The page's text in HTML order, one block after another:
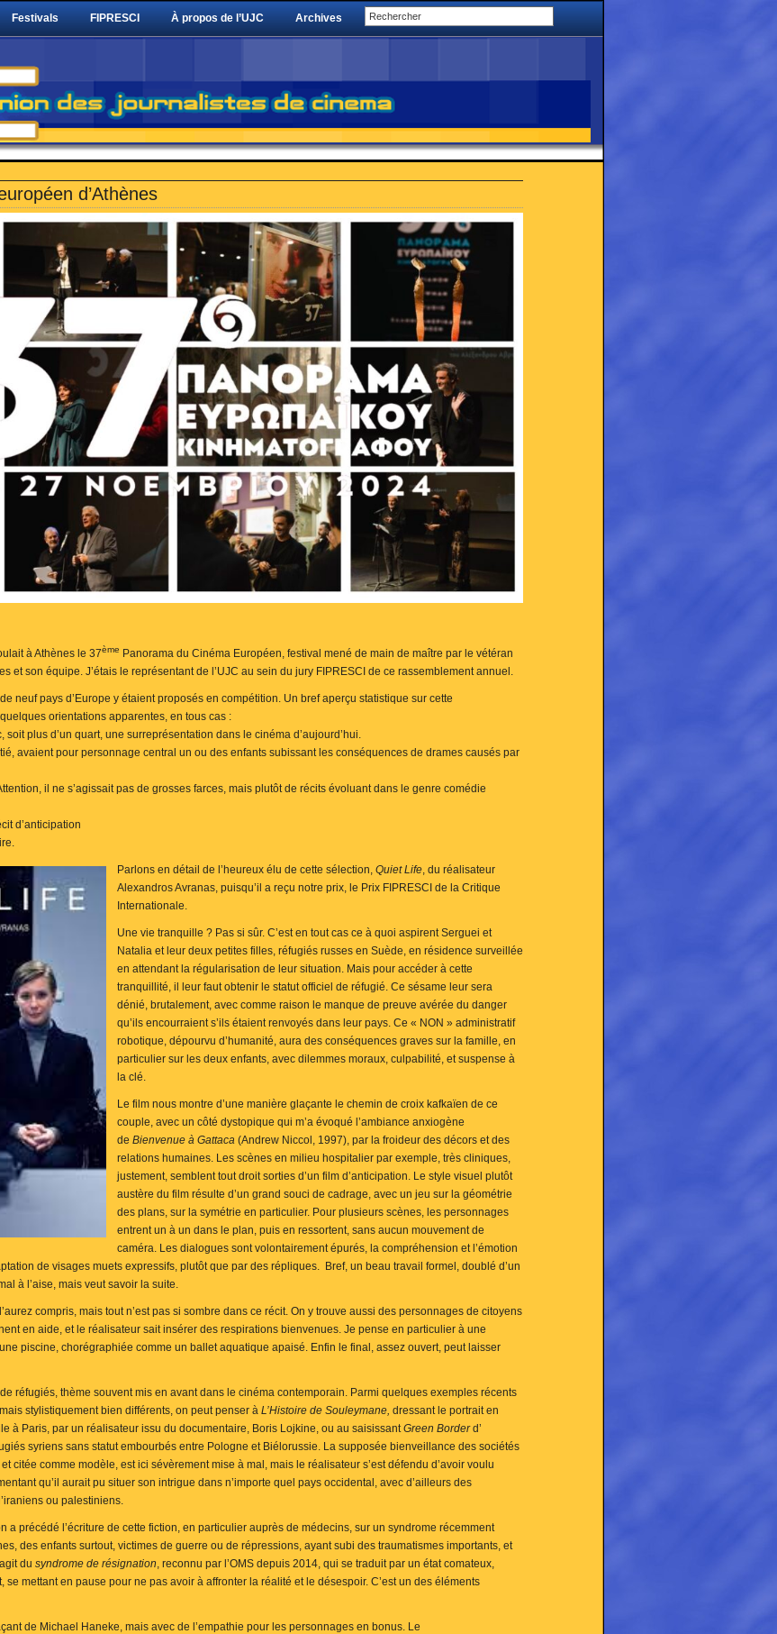
Festivals FIPRESCI À propos de l’UJC Archives
d’Athènes
à Athènes le 37ème Panorama du Cinéma Européen, festival mené de main de maître par le vétéran
et son équipe. J’étais le représentant de l’UJC au sein du jury FIPRESCI de ce rassemblement annuel.
neuf pays d’Europe y étaient proposés en compétition. Un bref aperçu statistique sur cette
orientations apparentes, en tous cas :
plus d’un quart, une surreprésentation dans le cinéma d’aujourd’hui.
avaient pour personnage central un ou des enfants subissant les conséquences de drames causés par
il ne s’agissait pas de grosses farces, mais plutôt de récits évoluant dans le genre comédie
d’anticipation
Parlons en détail de l’heureux élu de cette sélection, Quiet Life , du réalisateur
Alexandros Avranas, puisqu’il a reçu notre prix, le Prix FIPRESCI de la Critique
Internationale.
Une vie tranquille ? Pas si sûr. C’est en tout cas ce à quoi aspirent Serguei et
Natalia et leur deux petites filles, réfugiés russes en Suède, en résidence surveillée
en attendant la régularisation de leur situation. Mais pour accéder à cette
tranquillité, il leur faut obtenir le statut officiel de réfugié. Ce sésame leur sera
dénié, brutalement, avec comme raison le manque de preuve avérée du danger
qu’ils encourraient s’ils étaient renvoyés dans leur pays. Ce « NON » administratif
robotique, dépourvu d’humanité, aura des conséquences graves sur la famille, en
particulier sur les deux enfants, avec dilemmes moraux, culpabilité, et suspense à
la clé.
Le film nous montre d’une manière glaçante le chemin de croix kafkaïen de ce
couple, avec un côté dystopique qui m’a évoqué l’ambiance anxiogène
de Bienvenue à Gattaca (Andrew Niccol, 1997), par la froideur des décors et des
relations humaines. Les scènes en milieu hospitalier par exemple, très cliniques,
justement, semblent tout droit sorties d’un film d’anticipation. Le style visuel plutôt
austère du film résulte d’un grand souci de cadrage, avec un jeu sur la géométrie
des plans, sur la symétrie en particulier. Pour plusieurs scènes, les personnages
entrent un à un dans le plan, puis en ressortent, sans aucun mouvement de
caméra. Les dialogues sont volontairement épurés, la compréhension et l’émotion
de visages muets expressifs, plutôt que par des répliques. Bref, un beau travail formel, doublé d’un
à l’aise, mais veut savoir la suite.
compris, mais tout n’est pas si sombre dans ce récit. On y trouve aussi des personnages de citoyens
en aide, et le réalisateur sait insérer des respirations bienvenues. Je pense en particulier à une
piscine, chorégraphiée comme un ballet aquatique apaisé. Enfin le final, assez ouvert, peut laisser
réfugiés, thème souvent mis en avant dans le cinéma contemporain. Parmi quelques exemples récents
, mais stylistiquement bien différents, on peut penser à L’Histoire de Souleymane, dressant le portrait en
à Paris, par un réalisateur issu du documentaire, Boris Lojkine, ou au saisissantGreen Borderd’
syriens sans statut embourbés entre Pologne et Biélorussie. La supposée bienveillance des sociétés
citée comme modèle, est ici sévèrement mise à mal, mais le réalisateur s’est défendu d’avoir voulu
qu’il aurait pu situer son intrigue dans n’importe quel pays occidental, avec d’ailleurs des
ou palestiniens.
a précédé l’écriture de cette fiction, en particulier auprès de médecins, sur un syndrome récemment
des enfants surtout, victimes de guerre ou de répressions, ayant subi des traumatismes importants, et
du syndrome de résignation , reconnu par l’OMS depuis 2014, qui se traduit par un état comateux,
mettant en pause pour ne pas avoir à affronter la réalité et le désespoir. C’est un des éléments
de Michael Haneke, mais avec de l’empathie pour les personnages en bonus. Le